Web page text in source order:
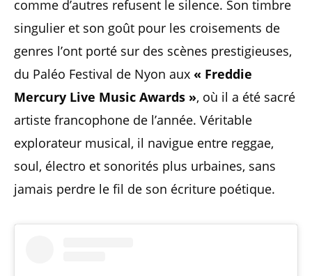
comme d’autres refusent le silence. Son timbre
singulier et son goût pour les croisements de
genres l’ont porté sur des scènes prestigieuses,
du Paléo Festival de Nyon aux « Freddie
Mercury Live Music Awards », où il a été sacré
artiste francophone de l’année. Véritable
explorateur musical, il navigue entre reggae,
soul, électro et sonorités plus urbaines, sans
jamais perdre le fil de son écriture poétique.